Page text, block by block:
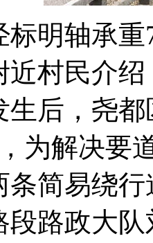
标明轴承
近村民介
生后，尧
为解决要
条简易绕
段路政大